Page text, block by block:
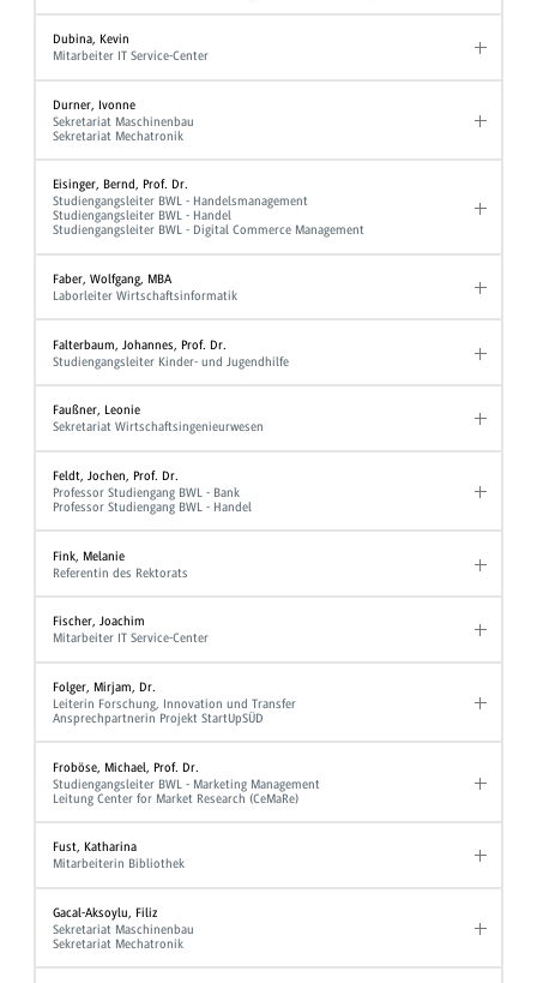
Dubina, Kevin
Mitarbeiter IT Service-Center
Durner, Ivonne
Sekretariat Maschinenbau
Sekretariat Mechatronik
Eisinger, Bernd, Prof. Dr.
Studiengangsleiter BWL - Handelsmanagement
Studiengangsleiter BWL - Handel
Studiengangsleiter BWL - Digital Commerce Management
Faber, Wolfgang, MBA
Laborleiter Wirtschaftsinformatik
Falterbaum, Johannes, Prof. Dr.
Studiengangsleiter Kinder- und Jugendhilfe
Faußner, Leonie
Sekretariat Wirtschaftsingenieurwesen
Feldt, Jochen, Prof. Dr.
Professor Studiengang BWL - Bank
Professor Studiengang BWL - Handel
Fink, Melanie
Referentin des Rektorats
Fischer, Joachim
Mitarbeiter IT Service-Center
Folger, Mirjam, Dr.
Leiterin Forschung, Innovation und Transfer
Ansprechpartnerin Projekt StartUpSÜD
Froböse, Michael, Prof. Dr.
Studiengangsleiter BWL - Marketing Management
Leitung Center for Market Research (CeMaRe)
Fust, Katharina
Mitarbeiterin Bibliothek
Gacal-Aksoylu, Filiz
Sekretariat Maschinenbau
Sekretariat Mechatronik